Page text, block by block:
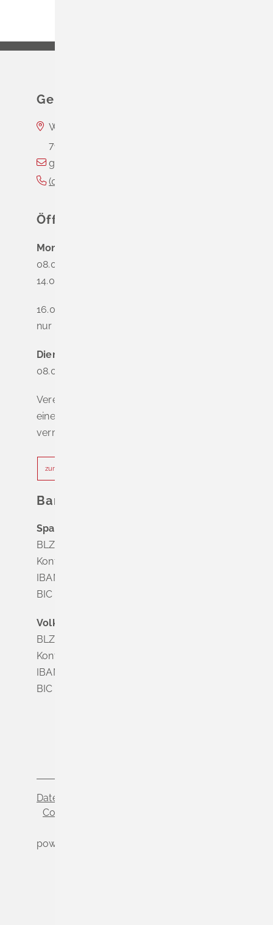
Gemeinde Schliengen
Wasserschloss Entenstein
79418
gemeinde@schliengen.de
(0
Öffnungszeiten
Montag
08.00 - 12.00 Uhr
14.00 - 16.00 Uhr
16.00 - 18.00 Uhr
nur nach Terminvereinbarung
Dienstag - Freitag
08.00 - 12.00 Uhr
Vereinbaren Sie online oder telefonisch
einen Termin, um Wartezeiten zu
vermeiden.
zur Terminvereinbarung
Bankverbindung
Sparkasse Markgräflerland Müllheim
BLZ 683 518 65
Konto Nr. 8 028 524
IBAN DE63 6835 1865 0008 0285 24
BIC SOLADES1MGL
Volksbank Dreiländereck
BLZ 683 900 00
Konto Nr. 3 500 004
IBAN DE56 6839 0000 0003 5000 04
BIC VOLODE66
Datenschutz
Cookie-Einstellungen
powered by